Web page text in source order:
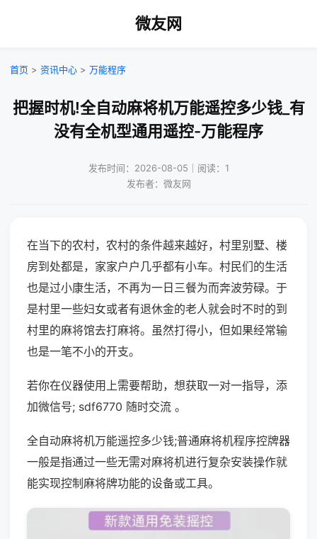
微友网
首页 > 资讯中心 > 万能程序
把握时机!全自动麻将机万能遥控多少钱_有
没有全机型通用遥控-万能程序
发布时间：2026-08-05｜阅读：1
发布者：微友网
在当下的农村，农村的条件越来越好，村里别墅、楼
房到处都是，家家户户几乎都有小车。村民们的生活
也是过小康生活，不再为一日三餐为而奔波劳碌。于
是村里一些妇女或者有退休金的老人就会时不时的到
村里的麻将馆去打麻将。虽然打得小，但如果经常输
也是一笔不小的开支。
若你在仪器使用上需要帮助，想获取一对一指导，添
加微信号; sdf6770 随时交流 。
全自动麻将机万能遥控多少钱;普通麻将机程序控牌器
一般是指通过一些无需对麻将机进行复杂安装操作就
能实现控制麻将牌功能的设备或工具。